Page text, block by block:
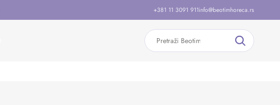
+381 11 3091 911info@beotimhoreca.rs